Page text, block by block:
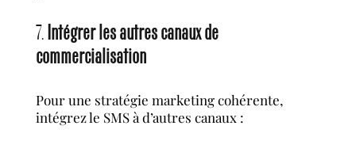
7. Intégrer les autres canaux de
commercialisation
Pour une stratégie marketing cohérente,
intégrez le SMS à d’autres canaux :